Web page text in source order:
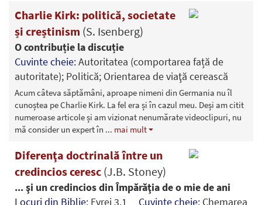
Charlie Kirk: politică, societate
și creștinism (S. Isenberg)
O contribuție la discuție
Cuvinte cheie:Autoritatea (comportarea față de
autoritate); Politică; Orientarea de viaţă cerească
Acum câteva săptămâni, aproape nimeni din Germania nu îl
cunoștea pe Charlie Kirk. La fel era și în cazul meu. Deși am citit
numeroase articole și am vizionat nenumărate videoclipuri, nu
mă consider un expert în ... mai mult
Diferenţa doctrinală între un
credincios ceresc (J.B. Stoney)
... şi un credincios din Împărăţia de o mie de ani
Locuri din Biblie: Evrei 3.1 Cuvinte cheie: Chemarea